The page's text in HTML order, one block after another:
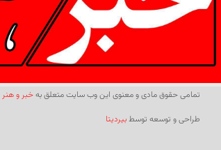
تمامی حقوق مادی و معنوی این وب سایت متعلق بهخبر و هنر
طراحی و توسعه توسطبیردیتا